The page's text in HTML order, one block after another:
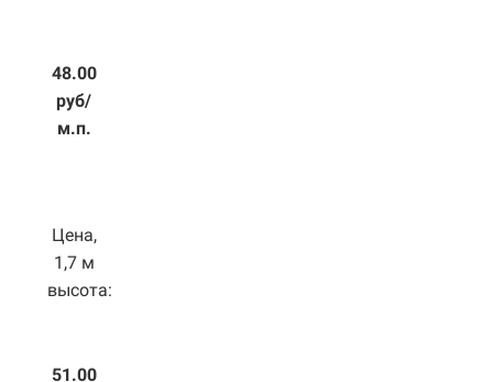
48.00
руб/
м.п.
Цена,
1,7 м
высота:
51.00